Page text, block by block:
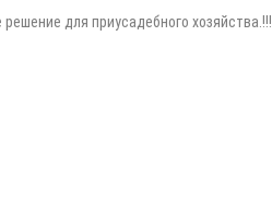
для приусадебного хозяйства.!!!